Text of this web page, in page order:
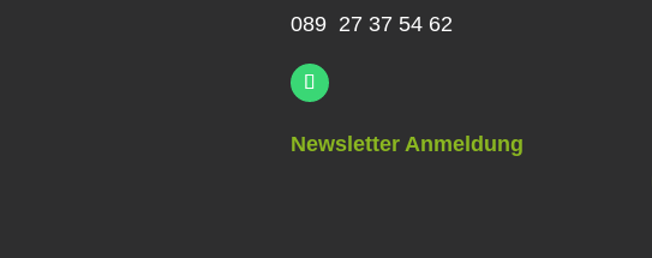
089 27 37 54 62
Newsletter Anmeldung